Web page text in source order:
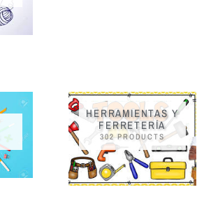
HERRAMIENTAS Y
FERRETERÍA
302 PRODUCTS